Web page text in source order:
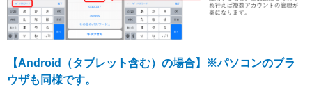
【Android（タブレット含む）の場合】※パソコンのブラ
ウザも同様です。